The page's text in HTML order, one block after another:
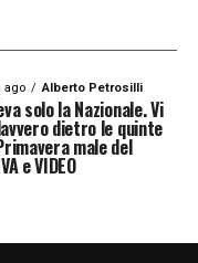
Real Madrid,
sia per un
con un
una classifica
ago Alberto Petrosilli
solo la Nazionale. Vi
dietro le quinte
male del
e VIDEO